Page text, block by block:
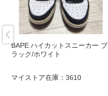
BAPE ハイカットスニーカー ブ
ラック/ホワイト
マイストア在庫： 3610